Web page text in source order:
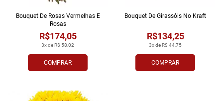
COMPRAR
3x de R$ 58,02
R$174,05
Bouquet De Rosas Vermelhas E
Rosas
COMPRAR
3x de R$ 44,75
R$134,25
Bouquet De Girassóis No Kraft